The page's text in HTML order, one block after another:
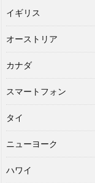
イギリス
オーストリア
カナダ
スマートフォン
タイ
ニューヨーク
ハワイ